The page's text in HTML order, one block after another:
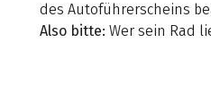
des Autoführerscheins
Also bitte: Wer sein Rad